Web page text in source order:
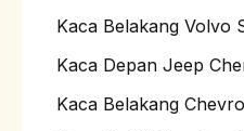
Kaca Belakang Volvo
Kaca Depan Jeep
Kaca Belakang